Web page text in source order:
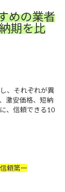
めの業者
期を比
、それぞれが異
激安価格、短納
、信頼できる10
頼第一